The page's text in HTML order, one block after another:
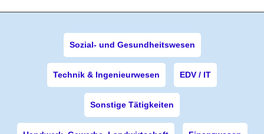
Sozial- und Gesundheitswesen
Technik & Ingenieurwesen EDV / IT
Sonstige Tätigkeiten